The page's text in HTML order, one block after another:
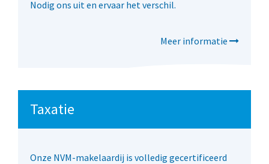
Nodig ons uit en ervaar het verschil.
Meer informatie
Taxatie
Onze NVM-makelaardij is volledig gecertificeerd